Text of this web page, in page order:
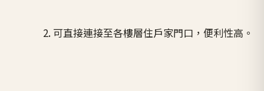
可直接連接至各樓層住戶家門口，便利性高。